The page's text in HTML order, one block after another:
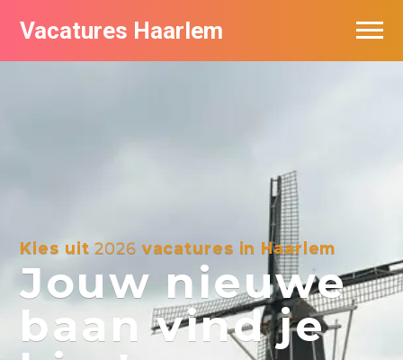
Vacatures Haarlem
Kies uit2026 vacatures in Haarlem
Jouw nieuwe
baan vind je
Vacatures per bedrijf in Haarlem